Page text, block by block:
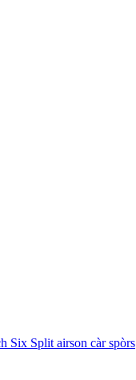
Six Split airson càr spòrs